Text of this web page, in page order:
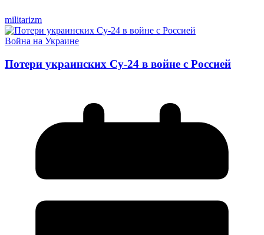
militarizm
Война на Украине
Потери украинских Су-24 в войне с Россией